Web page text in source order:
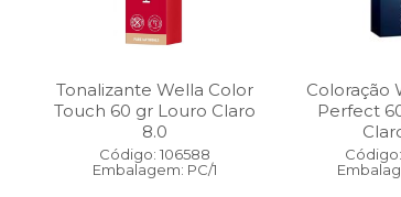
Tonalizante Wella Color
Touch 60 gr Louro Claro
8.0
Código: 106588
Embalagem: PC/1
Coloração
Perfect